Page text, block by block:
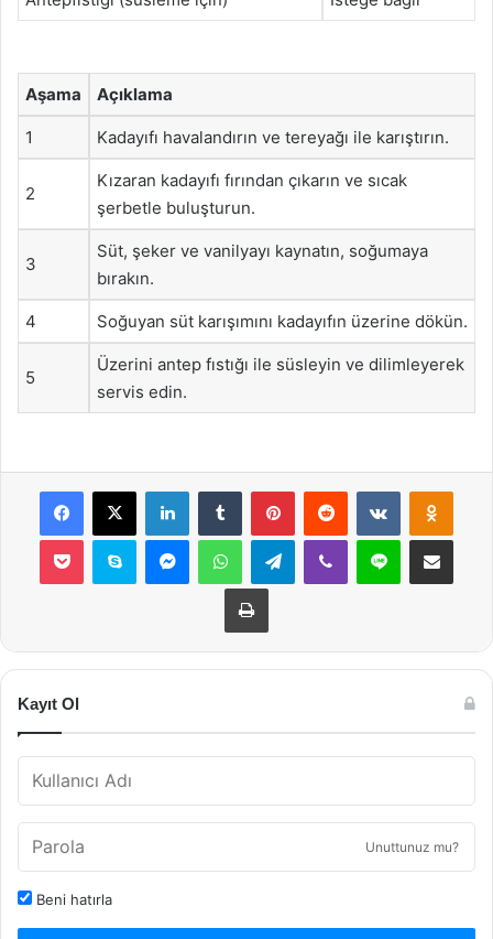
Aşama Açıklama
1 Kadayıfı havalandırın ve tereyağı ile karıştırın.
2
Kızaran kadayıfı fırından çıkarın ve sıcak
şerbetle buluşturun.
3
Süt, şeker ve vanilyayı kaynatın, soğumaya
bırakın.
4 Soğuyan süt karışımını kadayıfın üzerine dökün.
5
Üzerini antep fıstığı ile süsleyin ve dilimleyerek
servis edin.
Facebook
X LinkedInTumblr PinterestReddit VKontakte
Pocket Skype MessengerWhatsAppTelegramViber Line E-Posta ile
Yazdır
Kayıt Ol
Unuttunuz mu?
Beni hatırla